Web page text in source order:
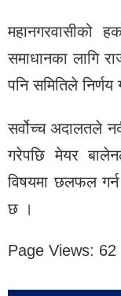
महानगरवासीको
समाधानका लागि
पनि समितिले
सर्वोच्च अदालतले
गरेपछि मेयर
विषयमा छलफल
छ ।
Page Views: 62